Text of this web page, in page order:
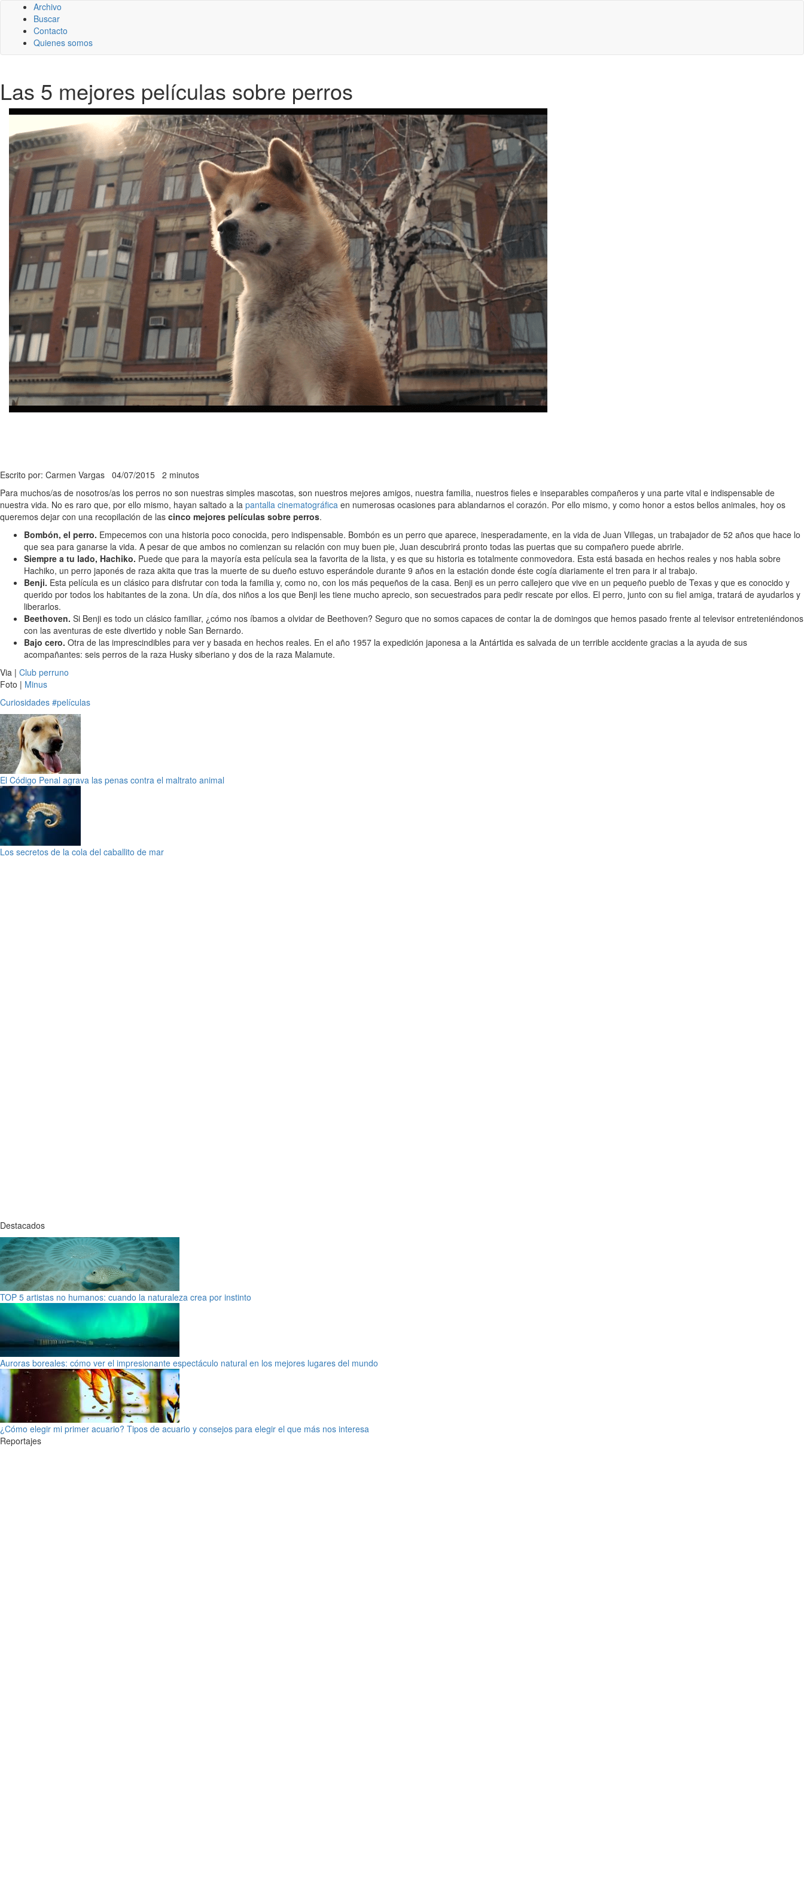
Archivo
Buscar
Contacto
Quienes somos
Las 5 mejores películas sobre perros
Escrito por: Carmen Vargas 04/07/2015 2 minutos
Para muchos/as de nosotros/as los perros no son nuestras simples mascotas, son nuestros mejores amigos, nuestra familia, nuestros fieles e inseparables compañeros y una parte vital e indispensable de
nuestra vida. No es raro que, por ello mismo, hayan saltado a la pantalla cinematográfica en numerosas ocasiones para ablandarnos el corazón. Por ello mismo, y como honor a estos bellos animales, hoy os
queremos dejar con una recopilación de las cinco mejores películas sobre perros.
Bombón, el perro. Empecemos con una historia poco conocida, pero indispensable. Bombón es un perro que aparece, inesperadamente, en la vida de Juan Villegas, un trabajador de 52 años que hace lo
que sea para ganarse la vida. A pesar de que ambos no comienzan su relación con muy buen pie, Juan descubrirá pronto todas las puertas que su compañero puede abrirle.
Siempre a tu lado, Hachiko. Puede que para la mayoría esta película sea la favorita de la lista, y es que su historia es totalmente conmovedora. Esta está basada en hechos reales y nos habla sobre
Hachiko, un perro japonés de raza akita que tras la muerte de su dueño estuvo esperándole durante 9 años en la estación donde éste cogía diariamente el tren para ir al trabajo.
Benji. Esta película es un clásico para disfrutar con toda la familia y, como no, con los más pequeños de la casa. Benji es un perro callejero que vive en un pequeño pueblo de Texas y que es conocido y
querido por todos los habitantes de la zona. Un día, dos niños a los que Benji les tiene mucho aprecio, son secuestrados para pedir rescate por ellos. El perro, junto con su fiel amiga, tratará de ayudarlos y
liberarlos.
Beethoven. Si Benji es todo un clásico familiar, ¿cómo nos íbamos a olvidar de Beethoven? Seguro que no somos capaces de contar la de domingos que hemos pasado frente al televisor entreteniéndonos
con las aventuras de este divertido y noble San Bernardo.
Bajo cero. Otra de las imprescindibles para ver y basada en hechos reales. En el año 1957 la expedición japonesa a la Antártida es salvada de un terrible accidente gracias a la ayuda de sus
acompañantes: seis perros de la raza Husky siberiano y dos de la raza Malamute.
Via | Club perruno
Foto | Minus
Curiosidades #películas
El Código Penal agrava las penas contra el maltrato animal
Los secretos de la cola del caballito de mar
Destacados
TOP 5 artistas no humanos: cuando la naturaleza crea por instinto
Auroras boreales: cómo ver el impresionante espectáculo natural en los mejores lugares del mundo
¿Cómo elegir mi primer acuario? Tipos de acuario y consejos para elegir el que más nos interesa
Reportajes